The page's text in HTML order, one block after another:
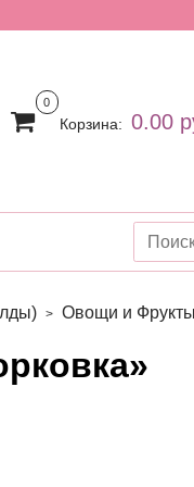
0
Корзина: 0.00
Овощи и Фрукты